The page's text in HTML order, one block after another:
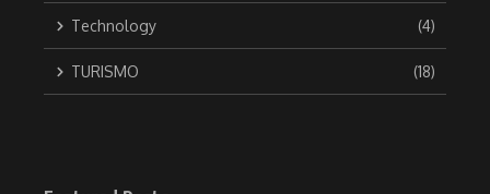
Technology (4)
TURISMO (18)